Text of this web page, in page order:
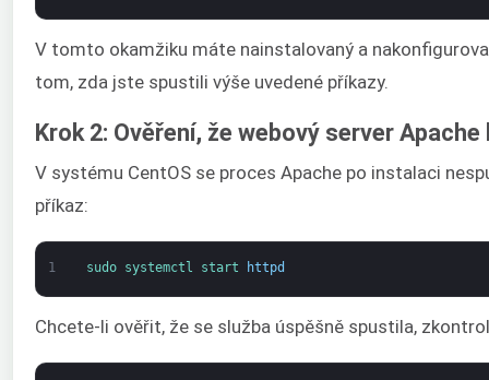
V tomto okamžiku máte nainstalovaný a
tom, zda jste spustili výše uvedené příkazy.
Krok 2: Ověření, že webový server Apache
V systému CentOS se proces Apache po instalaci
příkaz:
1 sudo systemctl start httpd
Chcete-li ověřit, že se služba úspěšně spustila,